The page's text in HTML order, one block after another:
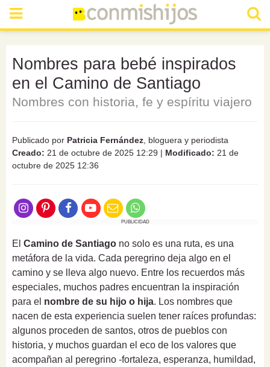
Nombres para bebé inspirados
en el Camino de Santiago
Nombres con historia, fe y espíritu viajero
Publicado por Patricia Fernández , bloguera y periodista
Creado: 21 de octubre de 2025 12:29 | Modificado: 21 de
octubre de 2025 12:36
PUBLICIDAD
El Camino de Santiago no solo es una ruta, es una
metáfora de la vida. Cada peregrino deja algo en el
camino y se lleva algo nuevo. Entre los recuerdos más
especiales, muchos padres encuentran la inspiración
para el nombre de su hijo o hija. Los nombres que
nacen de esta experiencia suelen tener raíces profundas:
algunos proceden de santos, otros de pueblos con
historia, y muchos guardan el eco de los valores que
acompañan al peregrino -fortaleza, esperanza, humildad,